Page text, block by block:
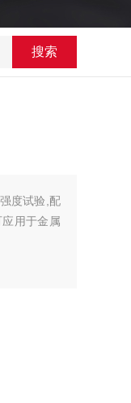
度试验,配
用于金属